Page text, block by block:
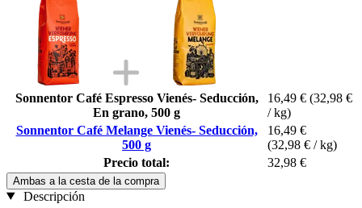
Sonnentor Café Espresso Vienés- Seducción,
En grano, 500 g
16,49 € (32,98 €
/ kg)
Sonnentor Café Melange Vienés- Seducción,
500 g
16,49 €
(32,98 € / kg)
Precio total:
32,98 €
Ambas a la cesta de la compra
Descripción